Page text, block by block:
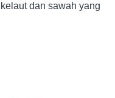
dan sawah yang